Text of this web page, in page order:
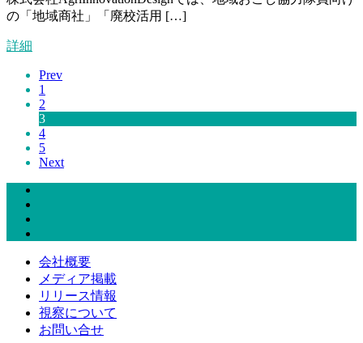
の「地域商社」「廃校活用 […]
詳細
Prev
1
2
3
4
5
Next
会社概要
メディア掲載
リリース情報
視察について
お問い合せ